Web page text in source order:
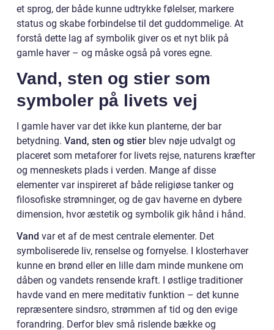
et sprog, der både kunne udtrykke følelser, markere
status og skabe forbindelse til det guddommelige. At
forstå dette lag af symbolik giver os et nyt blik på
gamle haver – og måske også på vores egne.
Vand, sten og stier som
symboler på livets vej
I gamle haver var det ikke kun planterne, der bar
betydning. Vand, sten og stier blev nøje udvalgt og
placeret som metaforer for livets rejse, naturens kræfter
og menneskets plads i verden. Mange af disse
elementer var inspireret af både religiøse tanker og
filosofiske strømninger, og de gav haverne en dybere
dimension, hvor æstetik og symbolik gik hånd i hånd.
Vand var et af de mest centrale elementer. Det
symboliserede liv, renselse og fornyelse. I klosterhaver
kunne en brønd eller en lille dam minde munkene om
dåben og vandets rensende kraft. I østlige traditioner
havde vand en mere meditativ funktion – det kunne
repræsentere sindsro, strømmen af tid og den evige
forandring. Derfor blev små rislende bække og